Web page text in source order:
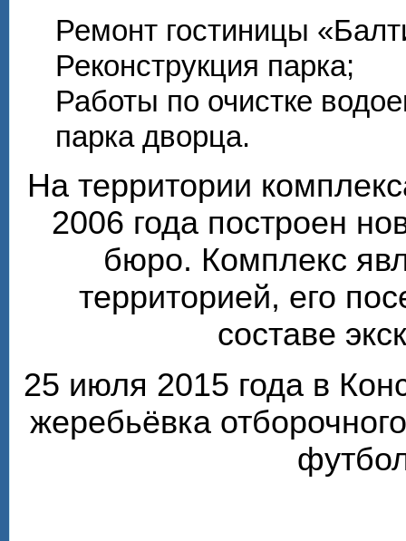
Ремонт гостиницы
Реконструкция парка;
Работы по очистке
парка дворца.
На территории
2006 года построен
бюро. Комплекс
территорией, его
составе
25 июля 2015 года в
жеребьёвка